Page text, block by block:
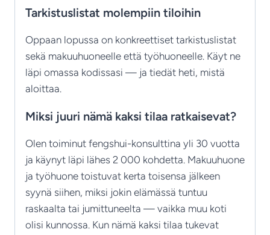
Tarkistuslistat molempiin tiloihin
Oppaan lopussa on konkreettiset tarkistuslistat
sekä makuuhuoneelle että työhuoneelle. Käyt ne
läpi omassa kodissasi — ja tiedät heti, mistä
aloittaa.
Miksi juuri nämä kaksi tilaa ratkaisevat?
Olen toiminut fengshui-konsulttina yli 30 vuotta
ja käynyt läpi lähes 2 000 kohdetta. Makuuhuone
ja työhuone toistuvat kerta toisensa jälkeen
syynä siihen, miksi jokin elämässä tuntuu
raskaalta tai jumittuneelta — vaikka muu koti
olisi kunnossa. Kun nämä kaksi tilaa tukevat